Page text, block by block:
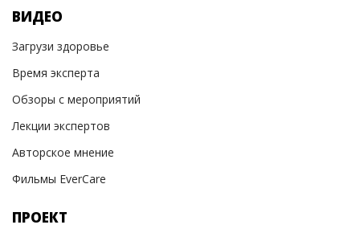
ВИДЕО
Загрузи здоровье
Время эксперта
Обзоры с мероприятий
Лекции экспертов
Авторское мнение
Фильмы EverCare
ПРОЕКТ